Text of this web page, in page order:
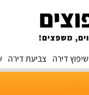
שיפוץ דירה צביעת דירה